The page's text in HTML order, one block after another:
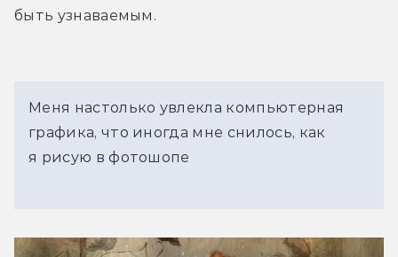
быть узнаваемым.
Меня настолько увлекла компьютерная
графика, что иногда мне снилось, как
я рисую в фотошопе